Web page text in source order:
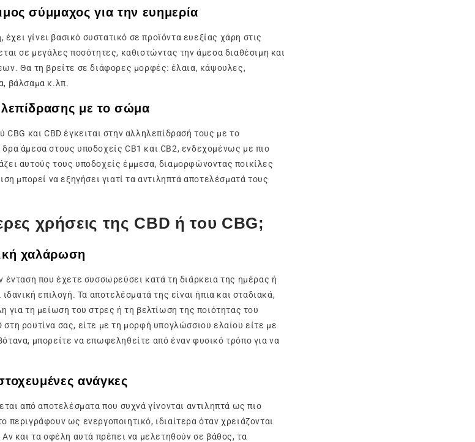
σύμμαχος για την ευημερία
γίνει βασικό συστατικό σε προϊόντα ευεξίας χάρη στις
σε μεγάλες ποσότητες, καθιστώντας την άμεσα διαθέσιμη και
Θα τη βρείτε σε διάφορες μορφές: έλαια, κάψουλες,
βάλσαμα κ.λπ.
με το σώμα
CBG και CBD έγκειται στην αλληλεπίδρασή τους με το
άμεσα στους υποδοχείς CB1 και CB2, ενδεχομένως με πιο
αυτούς τους υποδοχείς έμμεσα, διαμορφώνοντας ποικίλες
μπορεί να εξηγήσει γιατί τα αντιληπτά αποτελέσματά τους
χρήσεις της CBD ή του CBG;
χαλάρωση
ένταση που έχετε συσσωρεύσει κατά τη διάρκεια της ημέρας ή
επιλογή. Τα αποτελέσματά της είναι ήπια και σταδιακά,
για τη μείωση του στρες ή τη βελτίωση της ποιότητας του
ρουτίνα σας, είτε με τη μορφή υπογλώσσιου ελαίου είτε με
μπορείτε να επωφεληθείτε από έναν φυσικό τρόπο για να
ανάγκες
από αποτελέσματα που συχνά γίνονται αντιληπτά ως πιο
περιγράφουν ως ενεργοποιητικό, ιδιαίτερα όταν χρειάζονται
και τα οφέλη αυτά πρέπει να μελετηθούν σε βάθος, τα